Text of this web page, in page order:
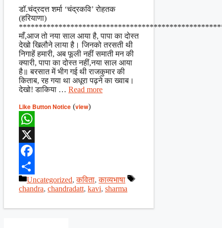
Share
डॉ.चंद्रदत्त शर्मा ‘चंद्रकवि’ रोहतक
(हरियाणा)
माँ,आज तो नया साल आया है, पापा का दोस्त
देखो खिलौने लाया है। जिनको तरसती थी
निगाहें हमारी, अब फूली नहीं समाती मन की
क्यारी, पापा का दोस्त नहीं,नया साल आया
है॥ बरसात में भीग गई थी राजकुमार की
किताब, रह गया था अधूरा पढ़ने का ख्वाब।
देखो! डाकिया … Read more
Like Button Notice (view)
WhatsApp
X
Facebook
Share
Categories
Uncategorized,कविता,काव्यभाषा
Tags
chandra, chandradatt, kavi, sharma